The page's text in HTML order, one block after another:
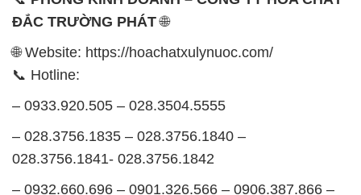
0902.765.866
📧 Email: hoachat@dactruongphat.vn
GIỜ LÀM VIỆC TẠI CÔNG TY HÓA CHẤT ĐẮC
TRƯỜNG PHÁT
Thời gian làm việctại Hóa Chất Đắc Trường Phát
được tổ chức như sau:
Thứ 2 đến thứ 6: Buổi sáng: từ 8h đến 11h – Buổi